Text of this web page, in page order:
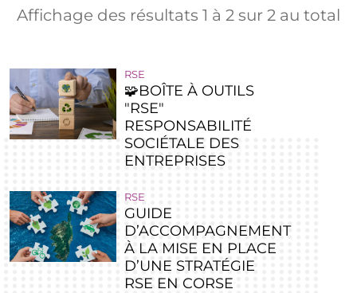
Affichage des résultats 1 à 2 sur 2 au total
RSE
🧩BOÎTE À OUTILS
"RSE"
RESPONSABILITÉ
SOCIÉTALE DES
ENTREPRISES
RSE
GUIDE
D’ACCOMPAGNEMENT
À LA MISE EN PLACE
D’UNE STRATÉGIE
RSE EN CORSE